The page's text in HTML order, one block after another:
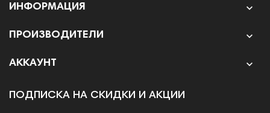
ИНФОРМАЦИЯ 
ПРОИЗВОДИТЕЛИ 
АККАУНТ 
ПОДПИСКА НА СКИДКИ И АКЦИИ